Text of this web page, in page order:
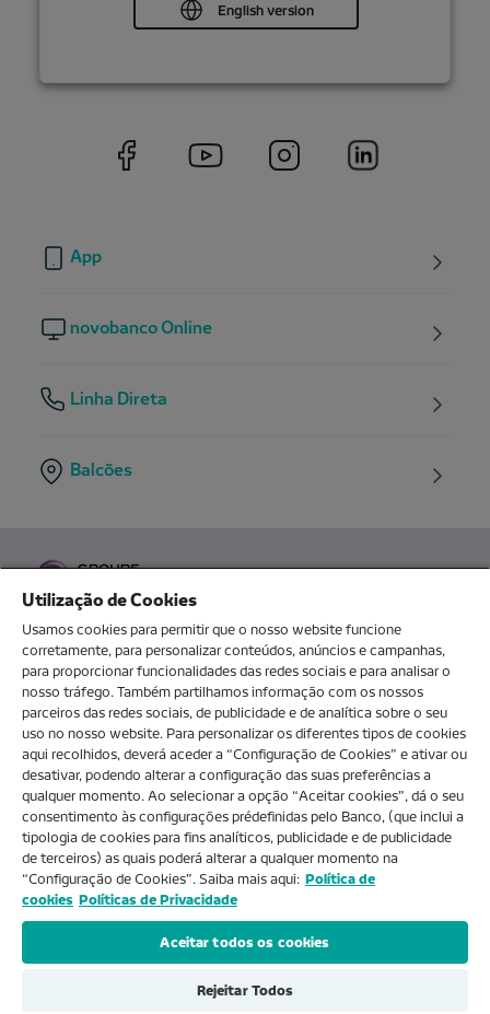
English version
App
novobanco Online
Linha Direta
Balcões
O MEU NOVOBANCO
Sobre nós
Ajuda e FAQs
Produtos e Serviços
Utilização de Cookies
Usamos cookies para permitir que o nosso website funcione
corretamente, para personalizar conteúdos, anúncios e campanhas,
para proporcionar funcionalidades das redes sociais e para analisar o
nosso tráfego. Também partilhamos informação com os nossos
parceiros das redes sociais, de publicidade e de analítica sobre o seu
uso no nosso website. Para personalizar os diferentes tipos de cookies
aqui recolhidos, deverá aceder a “Configuração de Cookies” e ativar ou
desativar, podendo alterar a configuração das suas preferências a
qualquer momento. Ao selecionar a opção “Aceitar cookies”, dá o seu
consentimento às configurações prédefinidas pelo Banco, (que inclui a
tipologia de cookies para fins analíticos, publicidade e de publicidade
de terceiros) as quais poderá alterar a qualquer momento na
“Configuração de Cookies”. Saiba mais aqui: Política de
cookies Políticas de Privacidade
Aceitar todos os cookies
Rejeitar Todos